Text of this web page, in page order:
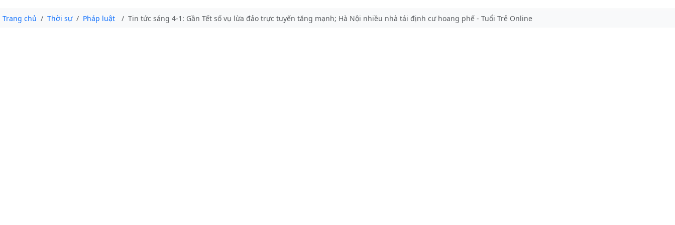
Trang chủ Thời sự Pháp luật Tin tức sáng 4-1: Gần Tết số vụ lừa đảo trực tuyến tăng mạnh; Hà Nội nhiều nhà tái định cư hoang phế - Tuổi Trẻ Online